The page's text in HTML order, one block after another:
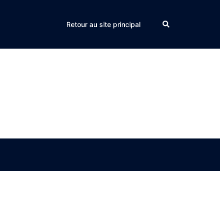
Retour au site principal Search